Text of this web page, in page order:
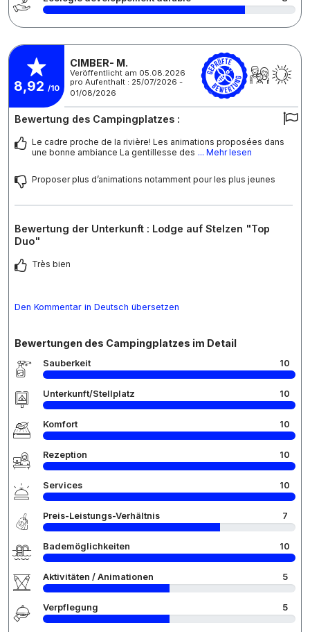
8,92 /10
CIMBER- M.
Veröffentlicht am 05.08.2026
pro Aufenthalt : 25/07/2026 -
01/08/2026
Bewertung des Campingplatzes :
Le cadre proche de la rivière! Les animations proposées dans
une bonne ambiance La gentillesse des ... Mehr lesen
Proposer plus d’animations notamment pour les plus jeunes
Bewertung der Unterkunft : Lodge auf Stelzen "Top
Duo"
Très bien
Den Kommentar in Deutsch übersetzen
Bewertungen des Campingplatzes im Detail
Sauberkeit 10
Unterkunft/Stellplatz 10
Komfort 10
Rezeption 10
Services 10
Preis-Leistungs-Verhältnis 7
Bademöglichkeiten 10
Aktivitäten / Animationen 5
Verpflegung 5